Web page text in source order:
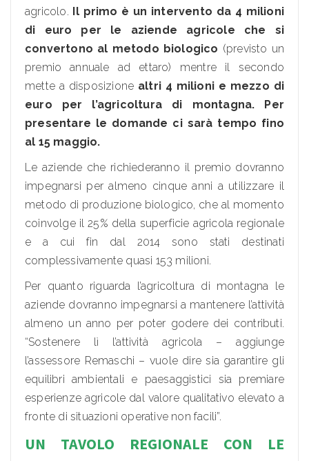
agricolo. Il primo è un intervento da 4 milioni
di euro per le aziende agricole che si
convertono al metodo biologico (previsto un
premio annuale ad ettaro) mentre il secondo
mette a disposizione altri 4 milioni e mezzo di
euro per l’agricoltura di montagna. Per
presentare le domande ci sarà tempo fino
al 15 maggio.
Le aziende che richiederanno il premio dovranno
impegnarsi per almeno cinque anni a utilizzare il
metodo di produzione biologico, che al momento
coinvolge il 25% della superficie agricola regionale
e a cui fin dal 2014 sono stati destinati
complessivamente quasi 153 milioni.
Per quanto riguarda l’agricoltura di montagna le
aziende dovranno impegnarsi a mantenere l’attività
almeno un anno per poter godere dei contributi.
“Sostenere lì l’attività agricola – aggiunge
l’assessore Remaschi – vuole dire sia garantire gli
equilibri ambientali e paesaggistici sia premiare
esperienze agricole dal valore qualitativo elevato a
fronte di situazioni operative non facili”.
UN TAVOLO REGIONALE CON LE